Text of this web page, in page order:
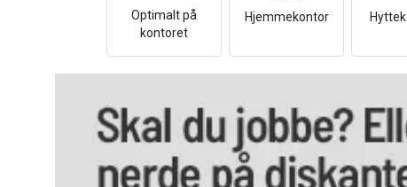
Optimalt på
kontoret
Hjemmekontor